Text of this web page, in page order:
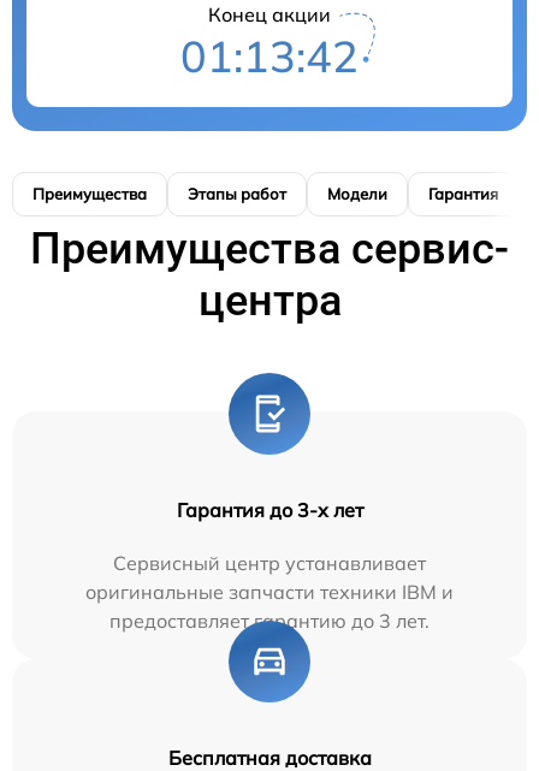
Конец акции
01:13:41
Преимущества Этапы работ Модели Гарантия
Преимущества сервис-
центра
Гарантия до 3-х лет
Сервисный центр устанавливает
оригинальные запчасти техники IBM и
предоставляет гарантию до 3 лет.
Бесплатная доставка